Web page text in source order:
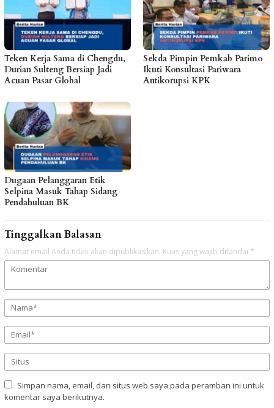
Teken Kerja Sama di Chengdu,
Durian Sulteng Bersiap Jadi
Acuan Pasar Global
Sekda Pimpin Pemkab Parimo
Ikuti Konsultasi Pariwara
Antikorupsi KPK
Dugaan Pelanggaran Etik
Selpina Masuk Tahap Sidang
Pendahuluan BK
Tinggalkan Balasan
Alamat email Anda tidak akan dipublikasikan. Ruas yang wajib ditandai *
Simpan nama, email, dan situs web saya pada peramban ini untuk
komentar saya berikutnya.